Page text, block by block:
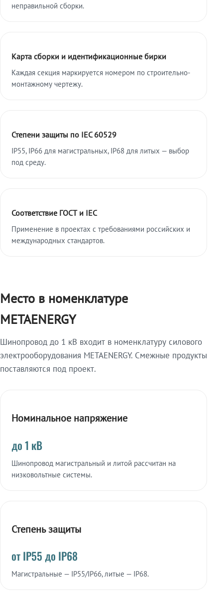
неправильной сборки.
Карта сборки и идентификационные бирки
Каждая секция маркируется номером по строительно-
монтажному чертежу.
Степени защиты по IEC 60529
IP55, IP66 для магистральных, IP68 для литых — выбор
под среду.
Соответствие ГОСТ и IEC
Применение в проектах с требованиями российских и
международных стандартов.
Место в номенклатуре
METAENERGY
Шинопровод до 1 кВ входит в номенклатуру силового
электрооборудования METAENERGY. Смежные продукты
поставляются под проект.
Номинальное напряжение
до 1 кВ
Шинопровод магистральный и литой рассчитан на
низковольтные системы.
Степень защиты
от IP55 до IP68
Магистральные — IP55/IP66, литые — IP68.